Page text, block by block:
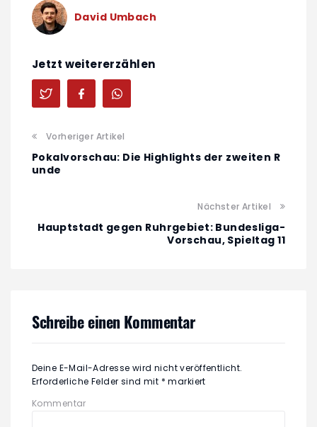
David Umbach
Jetzt weitererzählen
Vorheriger Artikel
Pokalvorschau: Die Highlights der zweiten R
unde
Nächster Artikel
Hauptstadt gegen Ruhrgebiet: Bundesliga-
Vorschau, Spieltag 11
Schreibe einen Kommentar
Deine E-Mail-Adresse wird nicht veröffentlicht.
Erforderliche Felder sind mit * markiert
Kommentar